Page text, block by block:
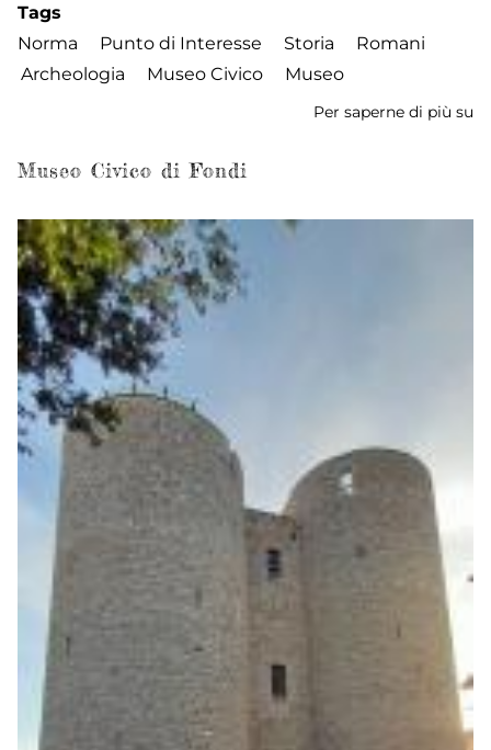
Tags
Norma
Punto di Interesse Storia
Romani
Archeologia
Museo Civico Museo
Per saperne di più su
Museo Civico di Fondi